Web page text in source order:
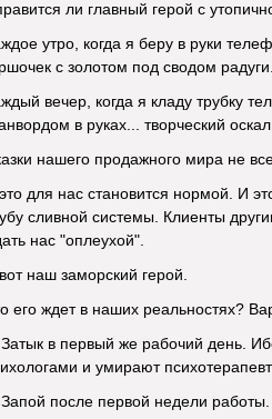
ли главный герой с
утро, когда я беру в руки
с золотом под сводом
вечер, когда я кладу трубку
в руках... творческий
нашего продажного мира не
для нас становится нормой. И
сливной системы. Клиенты
нас "оплеухой".
наш заморский герой.
его ждет в наших реальностях?
в первый же рабочий день.
и умирают
после первой недели